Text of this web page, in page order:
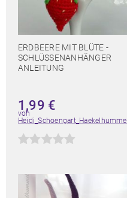
ERDBEERE MIT BLÜTE -
SCHLÜSSENANHÄNGER
ANLEITUNG
1,99 €
von
Heidi_Schoengart_Haekelhummel